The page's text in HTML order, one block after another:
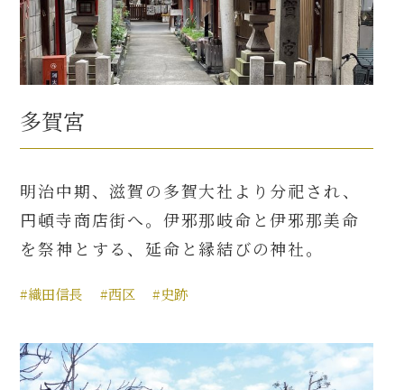
多賀宮
明治中期、滋賀の多賀大社より分祀され、
円頓寺商店街へ。伊邪那岐命と伊邪那美命
を祭神とする、延命と縁結びの神社。
#織田信長 #西区 #史跡